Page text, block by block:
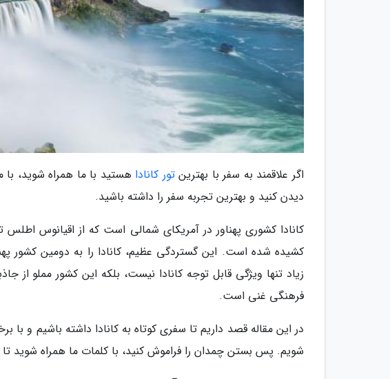
اگر علاقمند به سفر با بهترینتور کانادا هستید با ما همراه شوید، با
دیدن کنید و بهترین تجربه سفر را داشته باشید.
کانادا کشوری پهناور در آمریکای شمالی است که از اقیانوس اطلس
کشیده شده است. این گستردگی عظیم، کانادا را به دومین کشور
زیاد تنها ویژگی قابل توجه کانادا نیست، بلکه این کشور مملو
فرهنگی غنی است.
در این مقاله قصد داریم تا سفری کوتاه به کانادا داشته باشیم و
شویم. پس بستن چمدان را فراموش کنید، با کلمات ما همراه شوید تا